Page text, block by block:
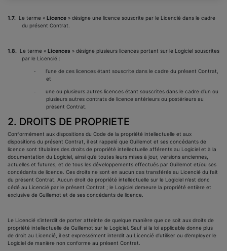
1.7. Le terme « Licence » désigne une licence souscrite par le Licencié dans le cadre
du présent Contrat.
1.8. Le terme « Licences » désigne plusieurs licences portant sur le Logiciel souscrites
par le Licencié :
-
l’une de ces licences étant souscrite dans le cadre du présent Contrat,
et
-
une ou plusieurs autres licences étant souscrites dans le cadre d’un ou
plusieurs autres contrats de licence antérieurs ou postérieurs au
présent Contrat.
2. DROITS DE PROPRIETE
Conformément aux dispositions du Code de la propriété intellectuelle et aux
dispositions du présent Contrat, il est rappelé que Guillemot et ses concédants de
licence sont titulaires des droits de propriété intellectuelle afférents au Logiciel et à la
documentation du Logiciel, ainsi qu’à toutes leurs mises à jour, versions anciennes,
actuelles et futures, et de tous les développements effectués par Guillemot et/ou ses
concédants de licence. Ces droits ne sont en aucun cas transférés au Licencié du fait
du présent Contrat. Aucun droit de propriété intellectuelle sur le Logiciel n’est donc
cédé au Licencié par le présent Contrat ; le Logiciel demeure la propriété entière et
exclusive de Guillemot et de ses concédants de licence.
Le Licencié s’interdit de porter atteinte de quelque manière que ce soit aux droits de
propriété intellectuelle de Guillemot sur le Logiciel. Sauf si la loi applicable donne plus
de droit au Licencié, il est expressément interdit au Licencié d’utiliser ou d’employer le
Logiciel de manière non conforme au présent Contrat.